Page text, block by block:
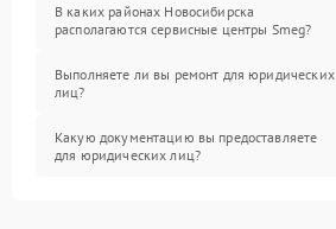
В каких районах Новосибирска
располагаются сервисные центры Smeg?
Выполняете ли вы ремонт для юридических
лиц?
Какую документацию вы предоставляете
для юридических лиц?